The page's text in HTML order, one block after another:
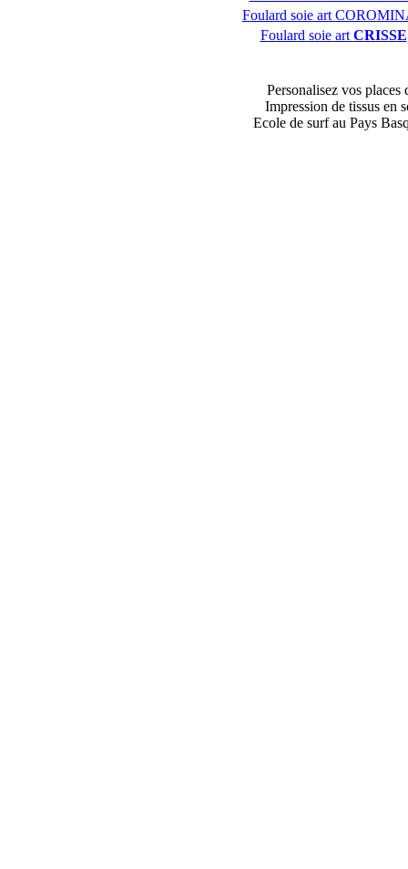
Foulard soie art
Foulard soie art CRISSE
Personalisez vos places
Impression de tissus en
Ecole de surf au Pays